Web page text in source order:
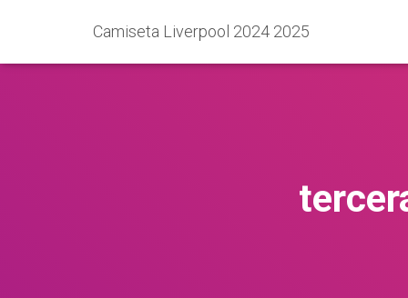
Camiseta Liverpool 2024 2025